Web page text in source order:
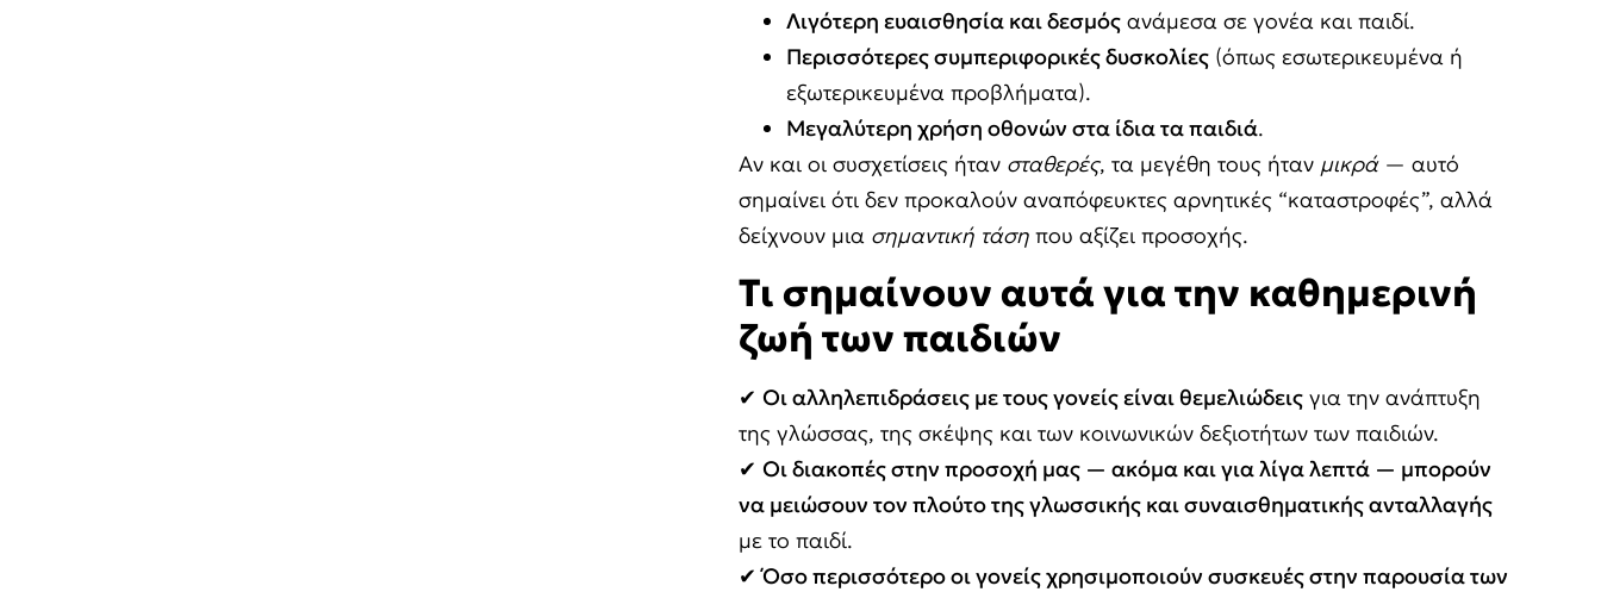
Λιγότερη ευαισθησία και δεσμός ανάμεσα σε γονέα και παιδί.
Περισσότερες συμπεριφορικές δυσκολίες (όπως εσωτερικευμένα ή
εξωτερικευμένα προβλήματα).
Μεγαλύτερη χρήση οθονών στα ίδια τα παιδιά.
Αν και οι συσχετίσεις ήταν σταθερές, τα μεγέθη τους ήταν μικρά— αυτό
σημαίνει ότι δεν προκαλούν αναπόφευκτες αρνητικές “καταστροφές”, αλλά
δείχνουν μια σημαντική τάση που αξίζει προσοχής.
Τι σημαίνουν αυτά για την καθημερινή
ζωή των παιδιών
✔ Οι αλληλεπιδράσεις με τους γονείς είναι θεμελιώδεις για την ανάπτυξη
της γλώσσας, της σκέψης και των κοινωνικών δεξιοτήτων των παιδιών.
✔ Οι διακοπές στην προσοχή μας — ακόμα και για λίγα λεπτά — μπορούν
να μειώσουν τον πλούτο της γλωσσικής και συναισθηματικής ανταλλαγής
με το παιδί.
✔Όσο περισσότερο οι γονείς χρησιμοποιούν συσκευές στην παρουσία των